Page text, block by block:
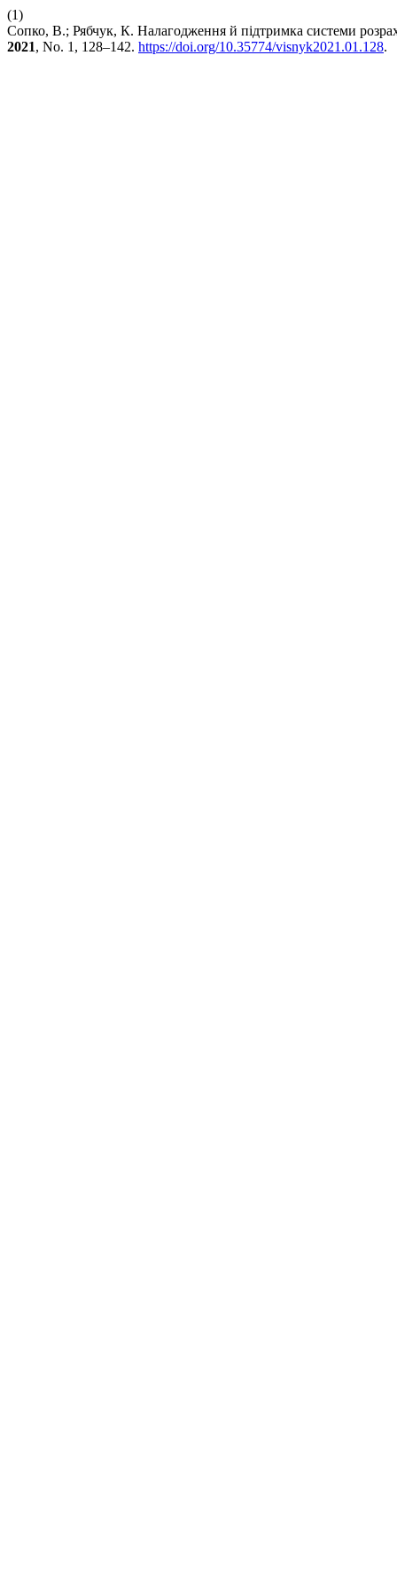
(1)
Сопко, В.; Рябчук, К. Налагодження й підтримка системи
2021, No. 1, 128–142. https://doi.org/10.35774/visnyk2021.01.128.